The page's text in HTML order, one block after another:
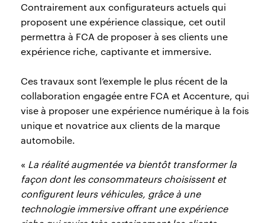
Contrairement aux configurateurs actuels qui
proposent une expérience classique, cet outil
permettra à FCA de proposer à ses clients une
expérience riche, captivante et immersive.
Ces travaux sont l’exemple le plus récent de la
collaboration engagée entre FCA et Accenture, qui
vise à proposer une expérience numérique à la fois
unique et novatrice aux clients de la marque
automobile.
« La réalité augmentée va bientôt transformer la
façon dont les consommateurs choisissent et
configurent leurs véhicules, grâce à une
technologie immersive offrant une expérience